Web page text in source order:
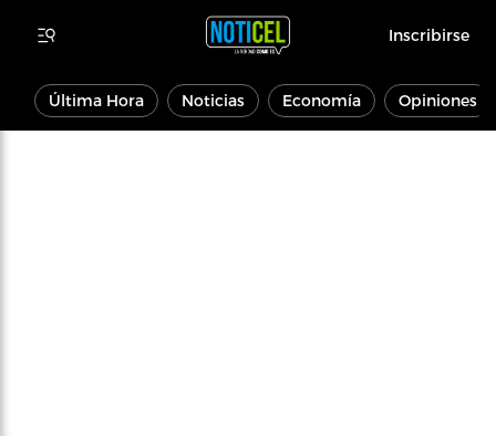
Inscribirse
Última Hora Noticias Economía Opiniones